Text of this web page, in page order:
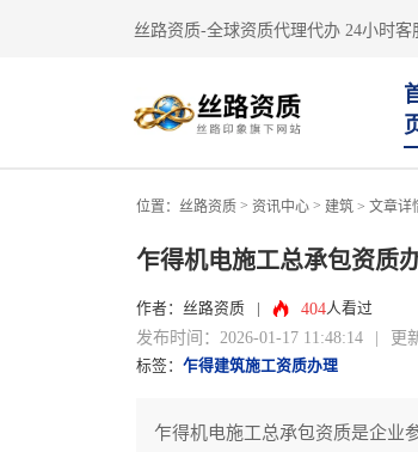
丝路资质-全球资质代理代办 24小时客
位置： 丝路资质 > 资讯中心 > 建筑 > 文章详
乍得机电施工总承包资质
作者：丝路资质 404人看过
发布时间：2026-01-17 11:48:14 | 更
标签： 乍得建筑施工资质办理
乍得机电施工总承包资质是企业